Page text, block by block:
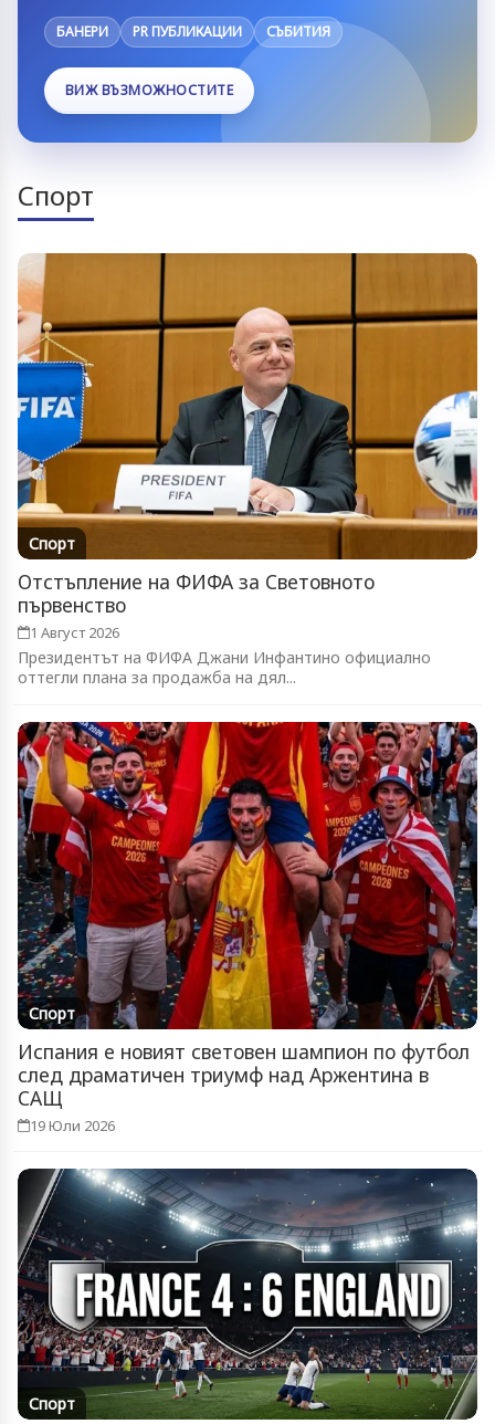
БАНЕРИ PR ПУБЛИКАЦИИ СЪБИТИЯ
ВИЖ ВЪЗМОЖНОСТИТЕ
Спорт
Спорт
Отстъпление на ФИФА за Световното
първенство
1 Август 2026
Президентът на ФИФА Джани Инфантино официално
оттегли плана за продажба на дял...
Спорт
Испания е новият световен шампион по футбол
след драматичен триумф над Аржентина в
САЩ
19 Юли 2026
Спорт